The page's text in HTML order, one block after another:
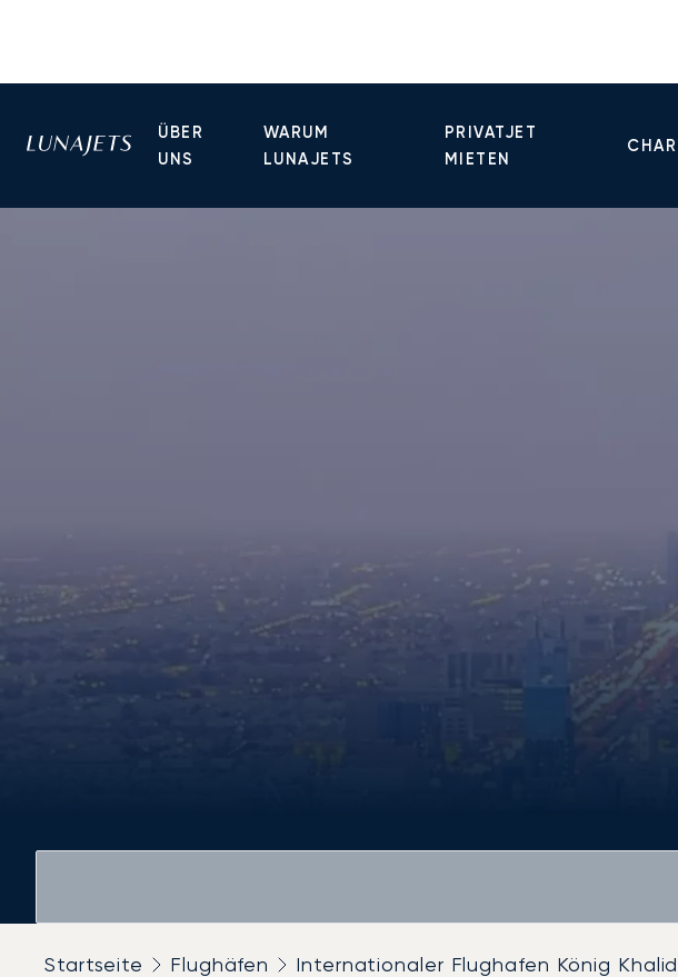
ÜBER
UNS
WARUM
LUNAJETS
PRIVATJET
MIETEN
Startseite Flughäfen Internationaler Flughafen König Khalid